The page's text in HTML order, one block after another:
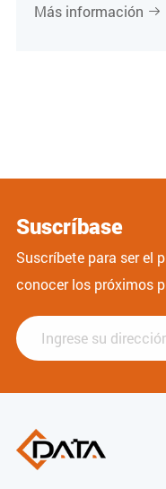
Más información 
Suscríbase
Suscríbete para ser el
conocer los próximos